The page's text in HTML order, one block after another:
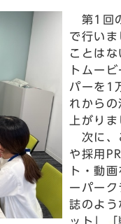
第1回
で行い
ことは
トムー
パーを1
れから
上がりま
次に、
や採用
ト・動
ーパー
誌のよ
ット」